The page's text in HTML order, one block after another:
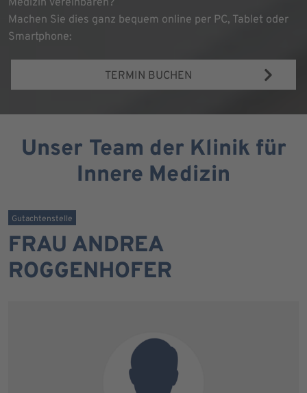
Medizin vereinbaren?
Machen Sie dies ganz bequem online per PC, Tablet oder
Smartphone:
TERMIN BUCHEN
Unser Team der Klinik für
Innere Medizin
Gutachtenstelle
FRAU ANDREA
ROGGENHOFER